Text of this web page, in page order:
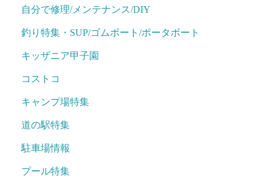
自分で修理/メンテナンス/DIY
釣り特集・SUP/ゴムボート/ポータボート
キッザニア甲子園
コストコ
キャンプ場特集
道の駅特集
駐車場情報
プール特集